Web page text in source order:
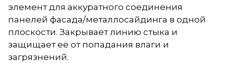
элемент для аккуратного соединения
панелей фасада/металлосайдинга в одной
плоскости. Закрывает линию стыка и
защищает её от попадания влаги и
загрязнений.